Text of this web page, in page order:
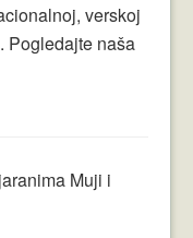
verskoj
Pogledajte naša
Muji i